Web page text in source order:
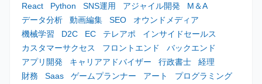
React
Python SNS運用 アジャイル開発
M＆A
データ分析
動画編集 SEO
オウンドメディア
機械学習
D2C EC テレアポ
インサイドセールス
カスタマーサクセス
フロントエンド
バックエンド
アプリ開発
キャリアアドバイザー 行政書士
経理
財務
Saas ゲームプランナー アート
プログラミング